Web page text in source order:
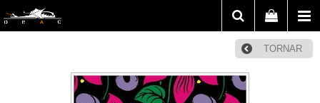
TORNAR